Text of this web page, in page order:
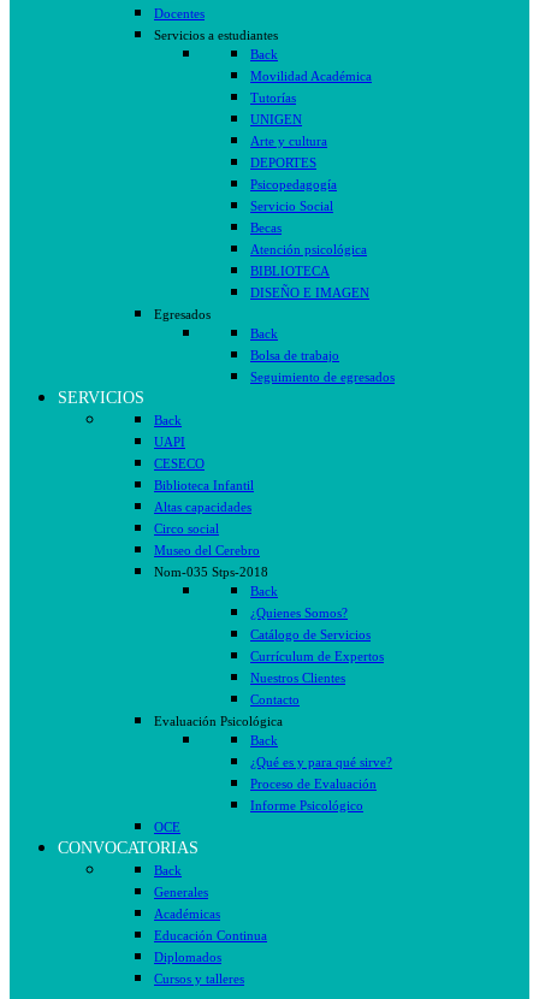
Docentes
Servicios a estudiantes
Back
Movilidad Académica
Tutorías
UNIGEN
Arte y cultura
DEPORTES
Psicopedagogía
Servicio Social
Becas
Atención psicológica
BIBLIOTECA
DISEÑO E IMAGEN
Egresados
Back
Bolsa de trabajo
Seguimiento de egresados
SERVICIOS
Back
UAPI
CESECO
Biblioteca Infantil
Altas capacidades
Circo social
Museo del Cerebro
Nom-035 Stps-2018
Back
¿Quienes Somos?
Catálogo de Servicios
Currículum de Expertos
Nuestros Clientes
Contacto
Evaluación Psicológica
Back
¿Qué es y para qué sirve?
Proceso de Evaluación
Informe Psicológico
OCE
CONVOCATORIAS
Back
Generales
Académicas
Educación Continua
Diplomados
Cursos y talleres